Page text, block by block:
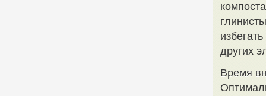
других
Время